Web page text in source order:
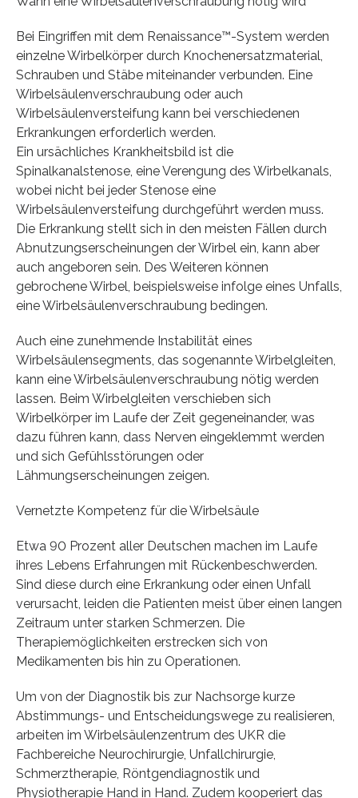
Bei Eingriffen mit dem Renaissance™-System werden
einzelne Wirbelkörper durch Knochenersatzmaterial,
Schrauben und Stäbe miteinander verbunden. Eine
Wirbelsäulenverschraubung oder auch
Wirbelsäulenversteifung kann bei verschiedenen
Erkrankungen erforderlich werden.
Ein ursächliches Krankheitsbild ist die
Spinalkanalstenose, eine Verengung des Wirbelkanals,
wobei nicht bei jeder Stenose eine
Wirbelsäulenversteifung durchgeführt werden muss.
Die Erkrankung stellt sich in den meisten Fällen durch
Abnutzungserscheinungen der Wirbel ein, kann aber
auch angeboren sein. Des Weiteren können
gebrochene Wirbel, beispielsweise infolge eines Unfalls,
eine Wirbelsäulenverschraubung bedingen.
Auch eine zunehmende Instabilität eines
Wirbelsäulensegments, das sogenannte Wirbelgleiten,
kann eine Wirbelsäulenverschraubung nötig werden
lassen. Beim Wirbelgleiten verschieben sich
Wirbelkörper im Laufe der Zeit gegeneinander, was
dazu führen kann, dass Nerven eingeklemmt werden
und sich Gefühlsstörungen oder
Lähmungserscheinungen zeigen.
Vernetzte Kompetenz für die Wirbelsäule
Etwa 90 Prozent aller Deutschen machen im Laufe
ihres Lebens Erfahrungen mit Rückenbeschwerden.
Sind diese durch eine Erkrankung oder einen Unfall
verursacht, leiden die Patienten meist über einen langen
Zeitraum unter starken Schmerzen. Die
Therapiemöglichkeiten erstrecken sich von
Medikamenten bis hin zu Operationen.
Um von der Diagnostik bis zur Nachsorge kurze
Abstimmungs- und Entscheidungswege zu realisieren,
arbeiten im Wirbelsäulenzentrum des UKR die
Fachbereiche Neurochirurgie, Unfallchirurgie,
Schmerztherapie, Röntgendiagnostik und
Physiotherapie Hand in Hand. Zudem kooperiert das